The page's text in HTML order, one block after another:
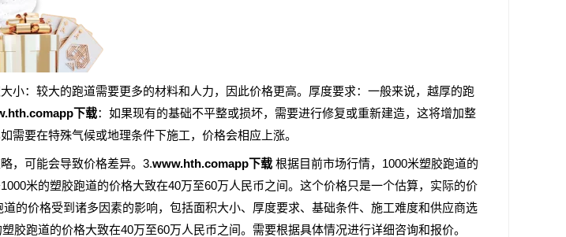
小：较大的跑道需要更多的材料和人力，因此价格更高。厚度要求：一般来说，越厚的跑
下载：如果现有的基础不平整或损坏，需要进行修复或重新建造，这将增加整
需要在特殊气候或地理条件下施工，价格会相应上涨。
，可能会导致价格差异。3.www.hth.comapp下载 根据目前市场行情，1000米塑胶跑道的
米的塑胶跑道的价格大致在40万至60万人民币之间。这个价格只是一个估算，实际的价
的价格受到诸多因素的影响，包括面积大小、厚度要求、基础条件、施工难度和供应商选
胶跑道的价格大致在40万至60万人民币之间。需要根据具体情况进行详细咨询和报价。